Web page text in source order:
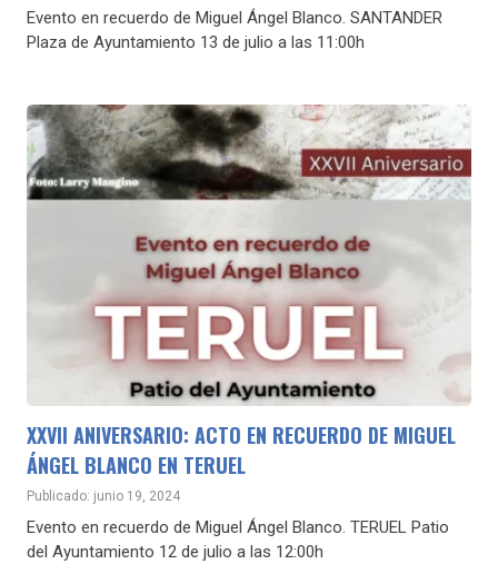
Evento en recuerdo de Miguel Ángel Blanco. SANTANDER
Plaza de Ayuntamiento 13 de julio a las 11:00h
XXVII ANIVERSARIO: ACTO EN RECUERDO DE MIGUEL
ÁNGEL BLANCO EN TERUEL
Publicado: junio 19, 2024
Evento en recuerdo de Miguel Ángel Blanco. TERUEL Patio
del Ayuntamiento 12 de julio a las 12:00h